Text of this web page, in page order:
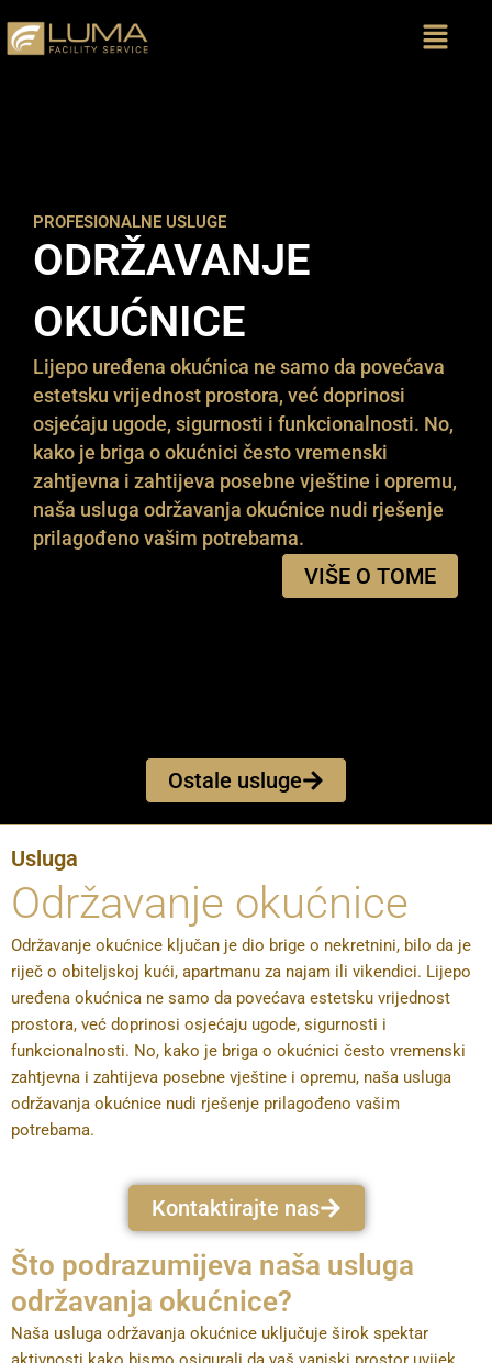
to
Menu
PROFESIONALNE USLUGE
ODRŽAVANJE
OKUĆNICE
Lijepo uređena okućnica ne samo da povećava
estetsku vrijednost prostora, već doprinosi
osjećaju ugode, sigurnosti i funkcionalnosti. No,
kako je briga o okućnici često vremenski
zahtjevna i zahtijeva posebne vještine i opremu,
naša usluga održavanja okućnice nudi rješenje
prilagođeno vašim potrebama.
VIŠE O TOME
Ostale usluge
Usluga
Održavanje okućnice
Održavanje okućnice ključan je dio brige o nekretnini, bilo da je
riječ o obiteljskoj kući, apartmanu za najam ili vikendici. Lijepo
uređena okućnica ne samo da povećava estetsku vrijednost
prostora, već doprinosi osjećaju ugode, sigurnosti i
funkcionalnosti. No, kako je briga o okućnici često vremenski
zahtjevna i zahtijeva posebne vještine i opremu, naša usluga
održavanja okućnice nudi rješenje prilagođeno vašim
potrebama.
Kontaktirajte nas
Što podrazumijeva naša usluga
održavanja okućnice?
Naša usluga održavanja okućnice uključuje širok spektar